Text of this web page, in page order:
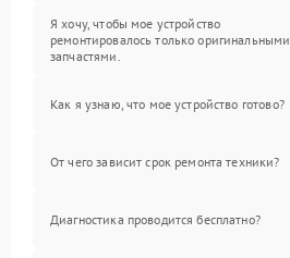
Я хочу, чтобы мое устройство
ремонтировалось только оригинальными
запчастями.
Как я узнаю, что мое устройство готово?
От чего зависит срок ремонта техники?
Диагностика проводится бесплатно?